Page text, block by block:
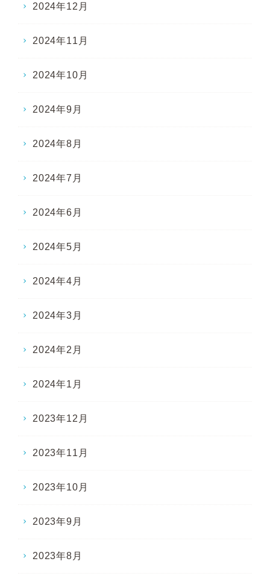
2024年12月
2024年11月
2024年10月
2024年9月
2024年8月
2024年7月
2024年6月
2024年5月
2024年4月
2024年3月
2024年2月
2024年1月
2023年12月
2023年11月
2023年10月
2023年9月
2023年8月